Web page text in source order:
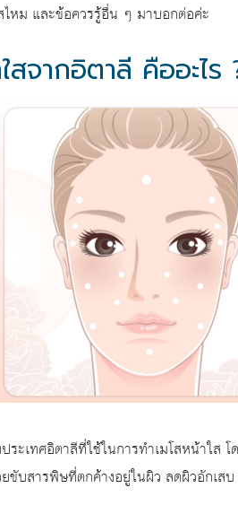
ไหม และข้อควรรู้อื่น ๆ มาบอกต่อค่ะ
สจากอิตาลี คืออะไร
เทศอิตาลีที่ใช้ในการทำเมโสหน้าใส โ
ขับสารพิษที่ตกค้างอยู่ในผิว ลดผิวอักเส